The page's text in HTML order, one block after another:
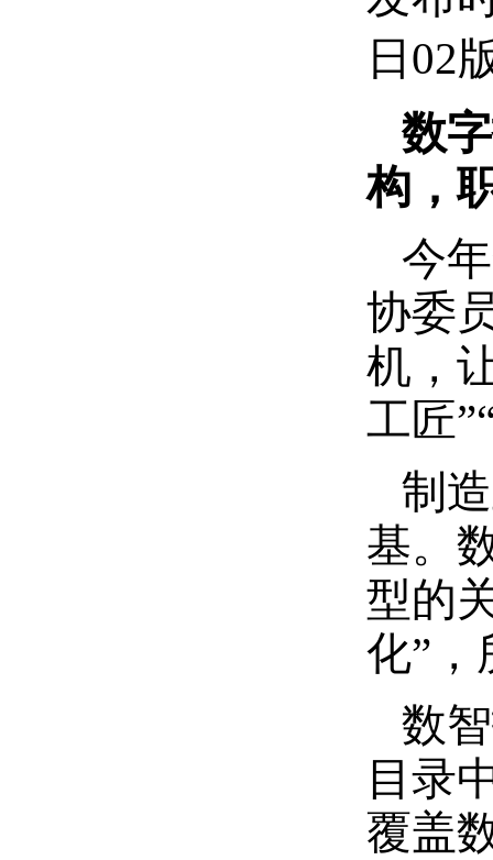
日02
数
构，
今
协委
机，
工匠
制
基。
型的
化”，
数
目录
覆盖